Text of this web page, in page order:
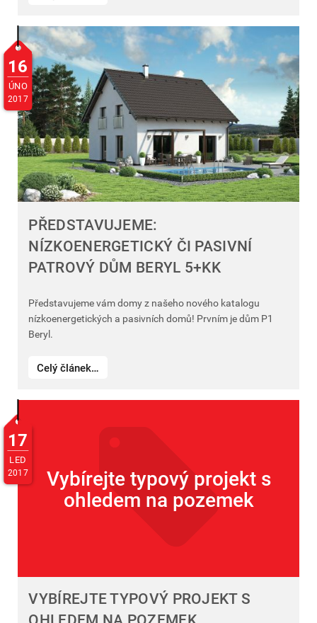
16
ÚNO
2017
PŘEDSTAVUJEME:
NÍZKOENERGETICKÝ ČI PASIVNÍ
PATROVÝ DŮM BERYL 5+KK
Představujeme vám domy z našeho nového katalogu
nízkoenergetických a pasivních domů! Prvním je dům P1
Beryl.
Celý článek…
Vybírejte typový projekt s
ohledem na pozemek
17
LED
2017
VYBÍREJTE TYPOVÝ PROJEKT S